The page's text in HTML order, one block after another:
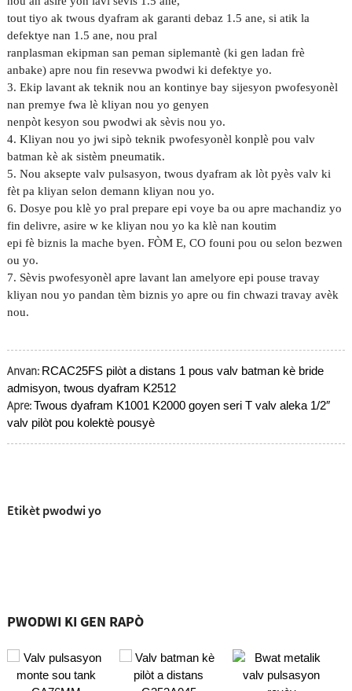
tout tiyo ak twous dyafram ak garanti debaz 1.5 ane, si atik la
defektye nan 1.5 ane, nou pral
ranplasman ekipman san peman siplemantè (ki gen ladan frè
anbake) apre nou fin resevwa pwodwi ki defektye yo.
3. Ekip lavant ak teknik nou an kontinye bay sijesyon pwofesyonèl
nan premye fwa lè kliyan nou yo genyen
nenpòt kesyon sou pwodwi ak sèvis nou yo.
4. Kliyan nou yo jwi sipò teknik pwofesyonèl konplè pou valv
batman kè ak sistèm pneumatik.
5. Nou aksepte valv pulsasyon, twous dyafram ak lòt pyès valv ki
fèt pa kliyan selon demann kliyan nou yo.
6. Dosye pou klè yo pral prepare epi voye ba ou apre machandiz yo
fin delivre, asire w ke kliyan nou yo ka klè nan koutim
epi fè biznis la mache byen. FÒM E, CO founi pou ou selon bezwen
ou yo.
7. Sèvis pwofesyonèl apre lavant lan amelyore epi pouse travay
kliyan nou yo pandan tèm biznis yo apre ou fin chwazi travay avèk
nou.
Anvan: RCAC25FS pilòt a distans 1 pous valv batman kè bride
admisyon, twous dyafram K2512
Apre:Twous dyafram K1001 K2000 goyen seri T valv aleka 1/2″
valv pilòt pou kolektè pousyè
Etikèt pwodwi yo
PWODWI KI GEN RAPÒ